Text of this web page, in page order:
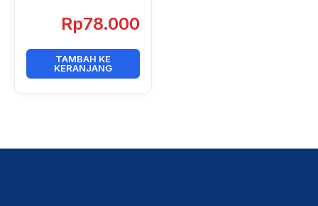
Hukum, dan
Indonesia
Rp78.000
TAMBAH KE
KERANJANG